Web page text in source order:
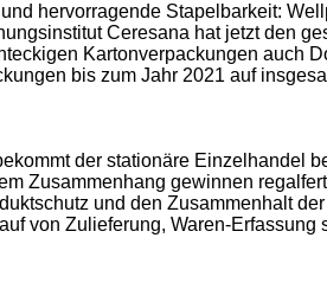
hervorragende Stapelbarkeit:
Ceresana hat jetzt den
Kartonverpackungen auch
bis zum Jahr 2021 auf
der stationäre Einzelhandel
Zusammenhang gewinnen
und den Zusammenhalt
von Zulieferung, Waren-